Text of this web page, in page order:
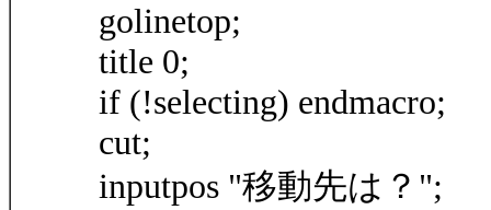
golinetop;
title 0;
if (!selecting) endmacro;
cut;
inputpos "移動先は？";